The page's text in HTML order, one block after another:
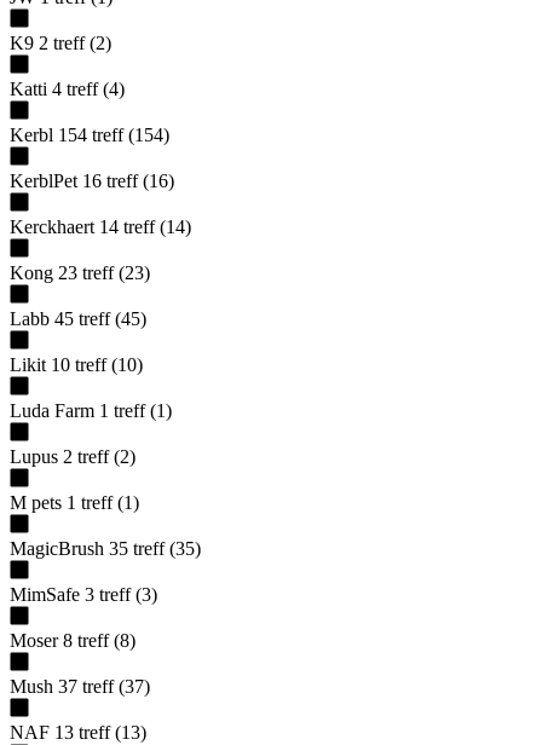
K9 2 treff (2)
Katti 4 treff (4)
Kerbl 154 treff (154)
KerblPet 16 treff (16)
Kerckhaert 14 treff (14)
Kong 23 treff (23)
Labb 45 treff (45)
Likit 10 treff (10)
Luda Farm 1 treff (1)
Lupus 2 treff (2)
M pets 1 treff (1)
MagicBrush 35 treff (35)
MimSafe 3 treff (3)
Moser 8 treff (8)
Mush 37 treff (37)
NAF 13 treff (13)